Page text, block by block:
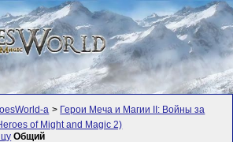
а > Герои Меча и Магии II: Войны за
of Might and Magic 2)
Общий